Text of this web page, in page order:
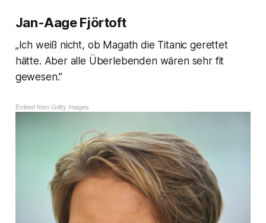
Jan-Aage Fjörtoft
„Ich weiß nicht, ob Magath die Titanic gerettet
hätte. Aber alle Überlebenden wären sehr fit
gewesen.”
Embed from Getty Images